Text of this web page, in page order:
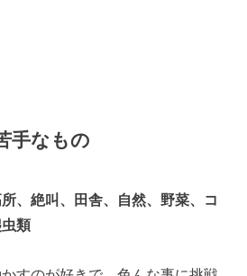
手なもの
、絶叫、田舎、自然、野菜、コ
類